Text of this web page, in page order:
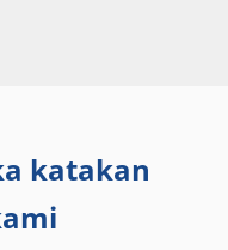
katakan